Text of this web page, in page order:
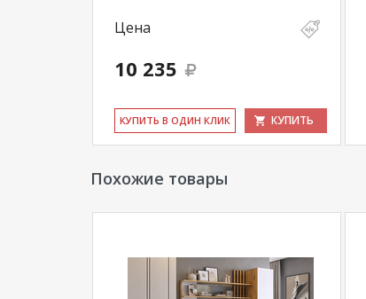
Цена
10 235
КУ­ПИТЬ В ОДИН КЛИК КУПИТЬ
Похожие товары